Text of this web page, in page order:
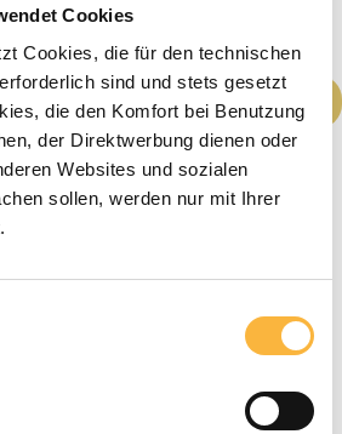
Cookies
Cookies, die für den technischen
sind und stets gesetzt
die den Komfort bei Benutzung
der Direktwerbung dienen oder
Websites und sozialen
sollen, werden nur mit Ihrer
: Entrez la
Ajouter au panier